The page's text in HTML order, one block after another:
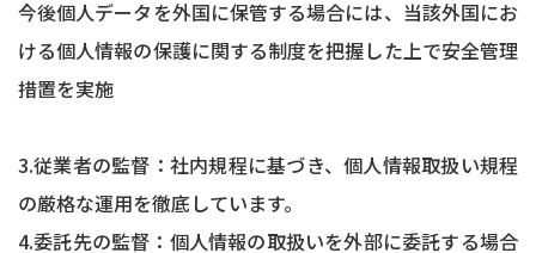
今後個人データを外国に保管する場合には、当該外国にお
ける個人情報の保護に関する制度を把握した上で安全管理
措置を実施
3.従業者の監督：社内規程に基づき、個人情報取扱い規程
の厳格な運用を徹底しています。
4.委託先の監督：個人情報の取扱いを外部に委託する場合